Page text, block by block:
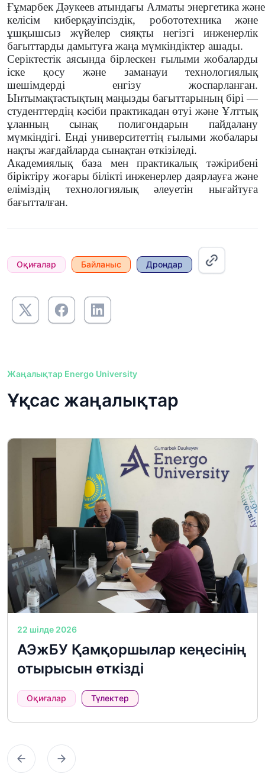
Ғұмарбек Дәукеев атындағы Алматы энергетика
келісім киберқауіпсіздік, робототехника және
ұшқышсыз жүйелер сияқты негізгі инженерлік
бағыттарды дамытуға жаңа мүмкіндіктер ашады.
Серіктестік аясында бірлескен ғылыми жобаларды
іске қосу және заманауи технологиялық
шешімдерді енгізу жоспарланған.
Ынтымақтастықтың маңызды бағыттарының бірі —
студенттердің кәсіби практикадан өтуі және Ұлттық
ұланның сынақ полигондарын пайдалану
мүмкіндігі. Енді университеттің ғылыми жобалары
нақты жағдайларда сынақтан өткізіледі.
Академиялық база мен практикалық тәжірибені
біріктіру жоғары білікті инженерлер даярлауға және
еліміздің технологиялық әлеуетін нығайтуға
бағытталған.
Оқиғалар Байланыс Дрондар
Жаңалықтар Energo University
Ұқсас жаңалықтар
22 шілде 2026
АЭжБУ Қамқоршылар кеңесінің
отырысын өткізді
Оқиғалар Түлектер
Предыдущий